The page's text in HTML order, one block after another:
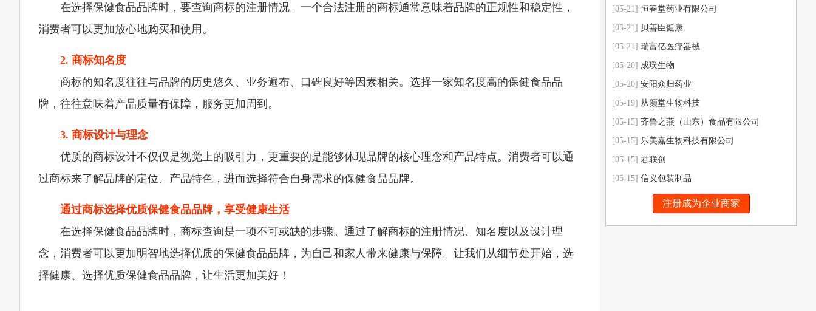
在选择保健食品品牌时，要查询商标的注册情况。一个合法注册的商标通常意味着品牌的正规性和稳定性，
消费者可以更加放心地购买和使用。
2. 商标知名度
商标的知名度往往与品牌的历史悠久、业务遍布、口碑良好等因素相关。选择一家知名度高的保健食品品
牌，往往意味着产品质量有保障，服务更加周到。
3. 商标设计与理念
优质的商标设计不仅仅是视觉上的吸引力，更重要的是能够体现品牌的核心理念和产品特点。消费者可以通
过商标来了解品牌的定位、产品特色，进而选择符合自身需求的保健食品品牌。
通过商标选择优质保健食品品牌，享受健康生活
在选择保健食品品牌时，商标查询是一项不可或缺的步骤。通过了解商标的注册情况、知名度以及设计理
念，消费者可以更加明智地选择优质的保健食品品牌，为自己和家人带来健康与保障。让我们从细节处开始，选
择健康、选择优质保健食品品牌，让生活更加美好！
[05-21] 恒春堂药业有限公司
[05-21] 贝善臣健康
[05-21] 瑞富亿医疗器械
[05-20] 成璞生物
[05-20] 安阳众归药业
[05-19] 从颜堂生物科技
[05-15] 齐鲁之燕（山东）食品有限公司
[05-15] 乐美嘉生物科技有限公司
[05-15] 君联创
[05-15] 信义包装制品
注册成为企业商家